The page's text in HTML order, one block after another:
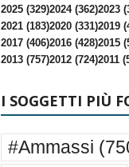
2025 (329)2024 (362)2023
2021 (183)2020 (331)2019
2017 (406)2016 (428)2015
2013 (757)2012 (724)2011
I SOGGETTI PIÙ
#Ammassi